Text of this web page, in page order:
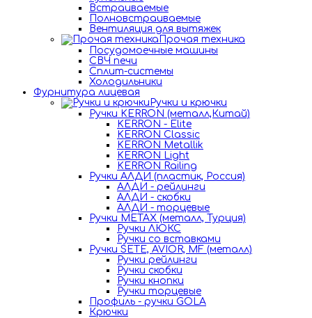
Встраиваемые
Полновстраиваемые
Вентиляция для вытяжек
Прочая техника
Посудомоечные машины
СВЧ печи
Сплит-системы
Холодильники
Фурнитура лицевая
Ручки и крючки
Ручки KERRON (металл,Китай)
KERRON - Elite
KERRON Classic
KERRON Metallik
KERRON Light
KERRON Railing
Ручки АЛДИ (пластик, Россия)
АЛДИ - рейлинги
АЛДИ - скобки
АЛДИ - торцевые
Ручки METAX (металл, Турция)
Ручки ЛЮКС
Ручки со вставками
Ручки SETE, AVIOR, MF (металл)
Ручки рейлинги
Ручки скобки
Ручки кнопки
Ручки торцевые
Профиль - ручки GOLA
Крючки